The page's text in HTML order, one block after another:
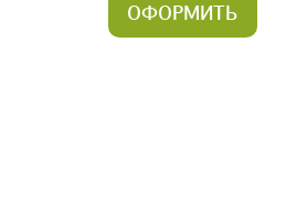
ОФОРМИТЬ